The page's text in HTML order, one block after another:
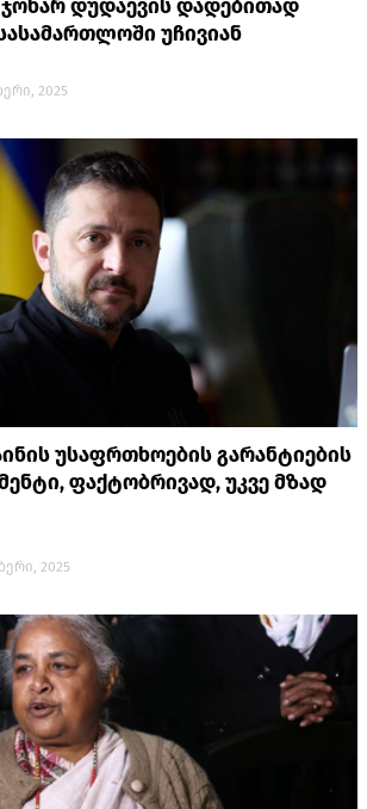
დუდაევის დადებითად
უჩივიან
2025
უსაფრთხოების გარანტიების
ფაქტობრივად, უკვე მზად
2025